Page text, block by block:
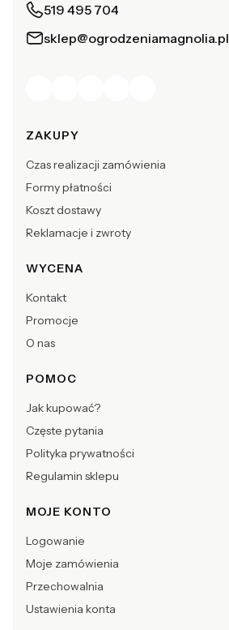
519 495 704
sklep@ogrodzeniamagnolia.pl
Linki w stopce
ZAKUPY
Czas realizacji zamówienia
Formy płatności
Koszt dostawy
Reklamacje i zwroty
WYCENA
Kontakt
Promocje
O nas
POMOC
Jak kupować?
Częste pytania
Polityka prywatności
Regulamin sklepu
MOJE KONTO
Logowanie
Moje zamówienia
Przechowalnia
Ustawienia konta